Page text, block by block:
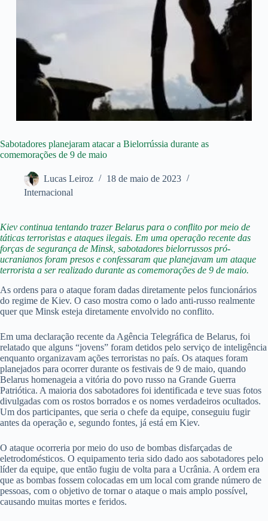
Sabotadores planejaram atacar a Bielorrússia durante as
comemorações de 9 de maio
Lucas Leiroz
18 de maio de 2023
Internacional
Kiev continua tentando trazer Belarus para o conflito por meio de
táticas terroristas e ataques ilegais. Em uma operação recente das
forças de segurança de Minsk, sabotadores bielorrussos pró-
ucranianos foram presos e confessaram que planejavam um ataque
terrorista a ser realizado durante as comemorações de 9 de maio.
As ordens para o ataque foram dadas diretamente pelos funcionários
do regime de Kiev. O caso mostra como o lado anti-russo realmente
quer que Minsk esteja diretamente envolvido no conflito.
Em uma declaração recente da Agência Telegráfica de Belarus, foi
relatado que alguns “jovens” foram detidos pelo serviço de inteligência
enquanto organizavam ações terroristas no país. Os ataques foram
planejados para ocorrer durante os festivais de 9 de maio, quando
Belarus homenageia a vitória do povo russo na Grande Guerra
Patriótica. A maioria dos sabotadores foi identificada e teve suas fotos
divulgadas com os rostos borrados e os nomes verdadeiros ocultados.
Um dos participantes, que seria o chefe da equipe, conseguiu fugir
antes da operação e, segundo fontes, já está em Kiev.
O ataque ocorreria por meio do uso de bombas disfarçadas de
eletrodomésticos. O equipamento teria sido dado aos sabotadores pelo
líder da equipe, que então fugiu de volta para a Ucrânia. A ordem era
que as bombas fossem colocadas em um local com grande número de
pessoas, com o objetivo de tornar o ataque o mais amplo possível,
causando muitas mortes e feridos.